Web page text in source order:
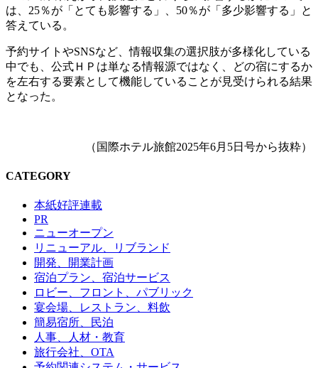
は、25％が「とても影響する」、50％が「多少影響する」と
答えている。
予約サイトやSNSなど、情報収集の選択肢が多様化している
中でも、公式ＨＰは単なる情報源ではなく、どの宿にするか
を左右する要素として機能していることが見受けられる結果
となった。
（国際ホテル旅館2025年6月5日号から抜粋）
CATEGORY
本紙好評連載
PR
ニューオープン
リニューアル、リブランド
開発、開業計画
宿泊プラン、宿泊サービス
ロビー、フロント、パブリック
宴会場、レストラン、料飲
簡易宿所、民泊
人事、人材・教育
旅行会社、OTA